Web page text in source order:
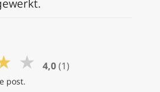
★ 4,0 (1)
post.